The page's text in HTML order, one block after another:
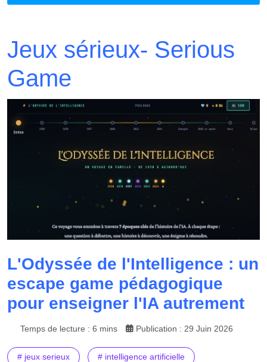
Jeux sérieux- Serious
Game
L'Odyssée de l'Intelligence : un
escape game pédagogique
pour enseigner l'IA autrement
Temps de lecture : 6 mins Publication : 29 Juin 2026
# jeux serieux # intelligence artificielle